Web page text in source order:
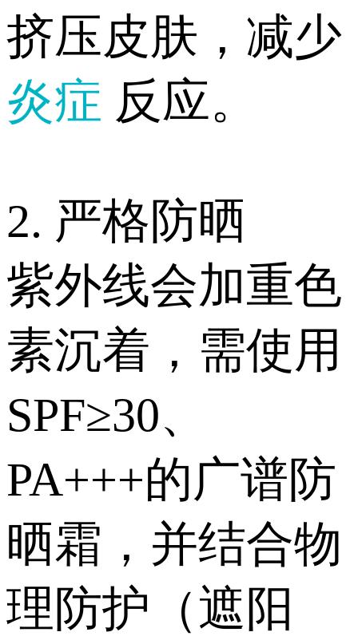
挤压皮肤，减少
炎症 反应。
2. 严格防晒
紫外线会加重色
素沉着，需使用
SPF≥30、
PA+++的广谱防
晒霜，并结合物
理防护（遮阳